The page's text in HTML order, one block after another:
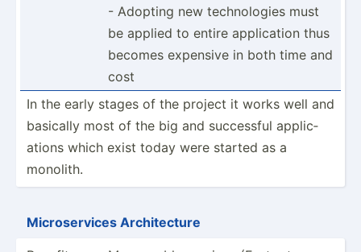
- Adopting new techno­logies must
be applied to entire applic­ation thus
becomes expensive in both time and
cost
In the early stages of the project it works well and
basically most of the big and successful applic­
ations which exist today were started as a
monolith.
Micros­ervices Archit­ecture